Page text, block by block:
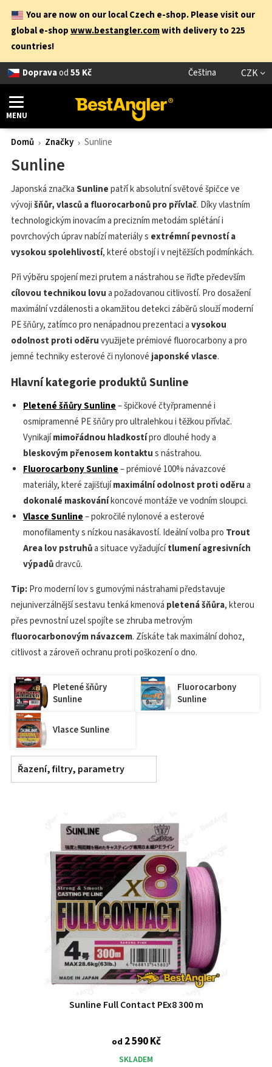
You are now on our local Czech e-shop. Please visit our
global e-shopwww.bestangler.comwith delivery to 225
countries!
Dopravaod55 Kč Čeština CZK
MENU
Domů Značky Sunline
Sunline
Japonská značkaSunlinepatří k absolutní světové špičce ve
vývojišňůr, vlasců a fluorocarbonů pro přívlač. Díky vlastním
technologickým inovacím a precizním metodám splétání i
povrchových úprav nabízí materiály s extrémní pevností a
vysokou spolehlivostí, které obstojí i v nejtěžších podmínkách.
Při výběru spojení mezi prutem a nástrahou se řiďte především
cílovou technikou lovua požadovanou citlivostí. Pro dosažení
maximální vzdálenosti a okamžitou detekci záběrů slouží moderní
PE šňůry, zatímco pro nenápadnou prezentaci avysokou
odolnost proti oděruvyužijete prémiové fluorocarbony a pro
jemné techniky esterové či nylonové japonské vlasce.
Hlavní kategorie produktů Sunline
Pletené šňůry Sunline– špičkové čtyřpramenné i
osmipramenné PE šňůry pro ultralehkou i těžkou přívlač.
Vynikajímimořádnou hladkostípro dlouhé hody a
bleskovým přenosem kontaktus nástrahou.
Fluorocarbony Sunline– prémiové 100% návazcové
materiály, které zajišťujímaximální odolnost proti oděrua
dokonalé maskováníkoncové montáže ve vodním sloupci.
Vlasce Sunline– pokročilé nylonové a esterové
monofilamenty s nízkou nasákavostí. Ideální volba pro Trout
Area lov pstruhůa situace vyžadujícítlumení agresivních
výpadůdravců.
Tip:Pro moderní lov s gumovými nástrahami představuje
nejuniverzálnější sestavu tenká kmenová pletená šňůra, kterou
přes pevnostní uzel spojíte se zhruba metrovým
fluorocarbonovým návazcem. Získáte tak maximální dohoz,
citlivost a zároveň ochranu proti poškození o dno.
Pletené šňůry
Sunline
Fluorocarbony
Sunline
Vlasce Sunline
Řazení, filtry, parametry
Sunline Full Contact PEx8 300 m
od 2 590 Kč
SKLADEM